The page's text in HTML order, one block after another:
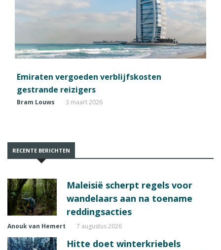
Emiraten vergoeden verblijfskosten
gestrande reizigers
Bram Louws 3 maart 2026
RECENTE BERICHTEN
Maleisië scherpt regels voor
wandelaars aan na toename
reddingsacties
Anouk van Hemert 7 augustus 2026
Hitte doet winterkriebels